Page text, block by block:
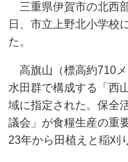
三重県伊賀市の北西
日、市立上野北小学校
た。
高旗山（標高約710
水田群で構成する「西
域に指定された。保全
議会」が食糧生産の重
23年から田植えと稲刈